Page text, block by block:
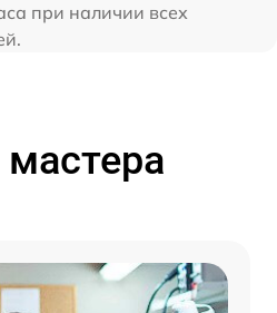
при наличии всех